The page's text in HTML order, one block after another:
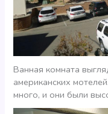
Ванная комната
американских
много, и они были